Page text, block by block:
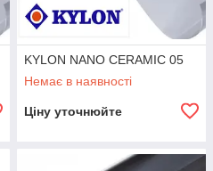
KYLON NANO CERAMIC 05
Немає в наявності
Ціну уточнюйте